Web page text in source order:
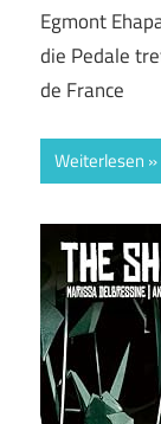
Egmont
die Pedale
de France
Weiterlesen